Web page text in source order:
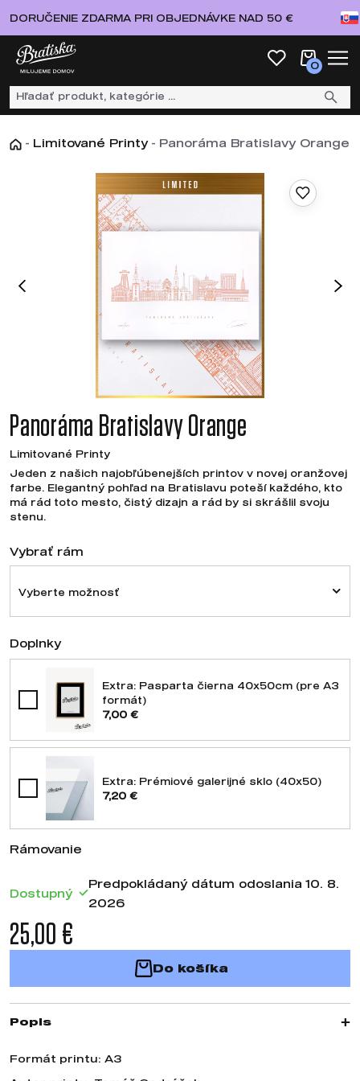
DORUČENIE ZDARMA PRI OBJEDNÁVKE NAD 50 €
0
- Limitované Printy - Panoráma Bratislavy Orange
Panoráma Bratislavy Orange
Limitované Printy
Jeden z našich najobľúbenejších printov v novej oranžovej
farbe. Elegantný pohľad na Bratislavu poteší každého, kto
má rád toto mesto, čistý dizajn a rád by si skrášlil svoju
stenu.
Vybrať rám
Vyberte možnosť
Rámovanie
Doplnky
Extra: Pasparta čierna 40x50cm (pre A3
formát)
7,00 €
Extra: Prémiové galerijné sklo (40x50)
7,20 €
Dostupný
Predpokládaný dátum odoslania 10. 8.
2026
25,00 €
Do košíka
Popis
Formát printu: A3